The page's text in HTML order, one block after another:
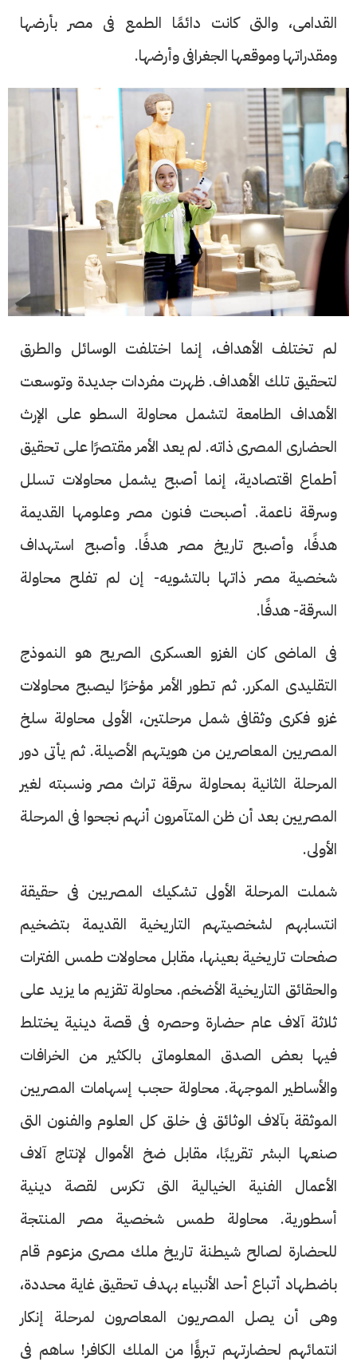
القدامى، والتى كانت دائمًا الطمع فى مصر بأرضها
ومقدراتها وموقعها الجغرافى وأرضها.
لم تختلف الأهداف، إنما اختلفت الوسائل والطرق
لتحقيق تلك الأهداف. ظهرت مفردات جديدة وتوسعت
الأهداف الطامعة لتشمل محاولة السطو على الإرث
الحضارى المصرى ذاته. لم يعد الأمر مقتصرًا على تحقيق
أطماع اقتصادية، إنما أصبح يشمل محاولات تسلل
وسرقة ناعمة. أصبحت فنون مصر وعلومها القديمة
هدفًا، وأصبح تاريخ مصر هدفًا. وأصبح استهداف
شخصية مصر ذاتها بالتشويه- إن لم تفلح محاولة
السرقة- هدفًا.
فى الماضى كان الغزو العسكرى الصريح هو النموذج
التقليدى المكرر. ثم تطور الأمر مؤخرًا ليصبح محاولات
غزو فكرى وثقافى شمل مرحلتين، الأولى محاولة سلخ
المصريين المعاصرين من هويتهم الأصيلة. ثم يأتى دور
المرحلة الثانية بمحاولة سرقة تراث مصر ونسبته لغير
المصريين بعد أن ظن المتآمرون أنهم نجحوا فى المرحلة
الأولى.
شملت المرحلة الأولى تشكيك المصريين فى حقيقة
انتسابهم لشخصيتهم التاريخية القديمة بتضخيم
صفحات تاريخية بعينها، مقابل محاولات طمس الفترات
والحقائق التاريخية الأضخم. محاولة تقزيم ما يزيد على
ثلاثة آلاف عام حضارة وحصره فى قصة دينية يختلط
فيها بعض الصدق المعلوماتى بالكثير من الخرافات
والأساطير الموجهة. محاولة حجب إسهامات المصريين
الموثقة بآلاف الوثائق فى خلق كل العلوم والفنون التى
صنعها البشر تقريبًا، مقابل ضخ الأموال لإنتاج آلاف
الأعمال الفنية الخيالية التى تكرس لقصة دينية
أسطورية. محاولة طمس شخصية مصر المنتجة
للحضارة لصالح شيطنة تاريخ ملك مصرى مزعوم قام
باضطهاد أتباع أحد الأنبياء بهدف تحقيق غاية محددة،
وهى أن يصل المصريون المعاصرون لمرحلة إنكار
انتمائهم لحضارتهم تبرؤًا من الملك الكافر! ساهم فى